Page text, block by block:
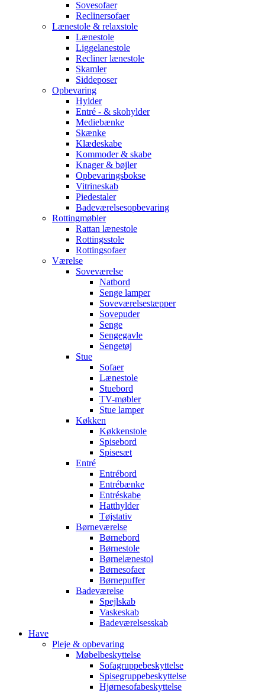
Sovesofaer
Reclinersofaer
Lænestole & relaxstole
Lænestole
Liggelanestole
Recliner lænestole
Skamler
Siddeposer
Opbevaring
Hylder
Entré - & skohylder
Mediebænke
Skænke
Klædeskabe
Kommoder & skabe
Knager & bøjler
Opbevaringsbokse
Vitrineskab
Piedestaler
Badeværelsesopbevaring
Rottingmøbler
Rattan lænestole
Rottingsstole
Rottingsofaer
Værelse
Soveværelse
Natbord
Senge lamper
Soveværelsestæpper
Sovepuder
Senge
Sengegavle
Sengetøj
Stue
Sofaer
Lænestole
Stuebord
TV-møbler
Stue lamper
Køkken
Køkkenstole
Spisebord
Spisesæt
Entré
Entrébord
Entrébænke
Entréskabe
Hatthylder
Tøjstativ
Børneværelse
Børnebord
Børnestole
Børnelænestol
Børnesofaer
Børnepuffer
Badeværelse
Spejlskab
Vaskeskab
Badeværelsesskab
Have
Pleje & opbevaring
Møbelbeskyttelse
Sofagruppebeskyttelse
Spisegruppebeskyttelse
Hjørnesofabeskyttelse